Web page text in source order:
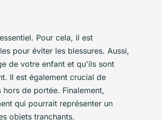
Pour cela, il est
pour éviter les blessures. Aussi,
de votre enfant et qu'ils sont
Il est également crucial de
de portée. Finalement,
qui pourrait représenter un
objets tranchants.